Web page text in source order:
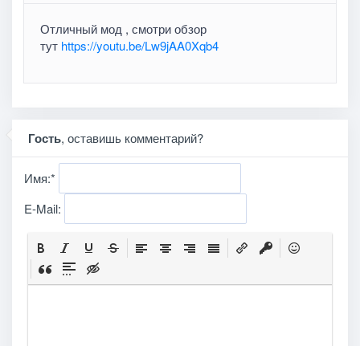
Отличный мод , смотри обзор
тут https://youtu.be/Lw9jAA0Xqb4
Гость, оставишь комментарий?
Имя:*
E-Mail: